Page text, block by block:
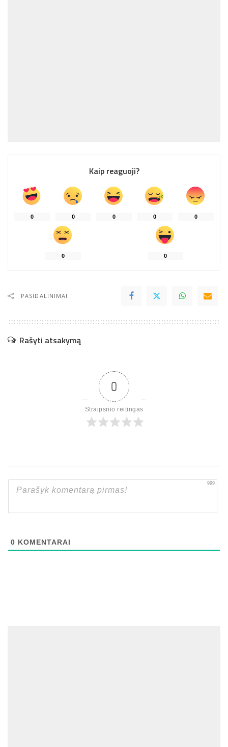
Kaip reaguoji?
0 0 0 0 0
0 0
PASIDALINIMAI
Rašyti atsakymą
0
Straipsnio reitingas
999
0 KOMENTARAI